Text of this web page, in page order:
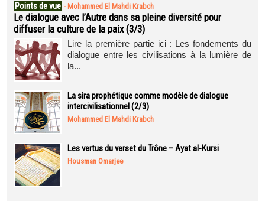
Points de vue - Mohammed El Mahdi Krabch
Le dialogue avec l’Autre dans sa pleine diversité pour
diffuser la culture de la paix (3/3)
Lire la première partie ici : Les fondements du
dialogue entre les civilisations à la lumière de
la...
La sira prophétique comme modèle de dialogue
intercivilisationnel (2/3)
Mohammed El Mahdi Krabch
Les vertus du verset du Trône – Ayat al-Kursi
Housman Omarjee